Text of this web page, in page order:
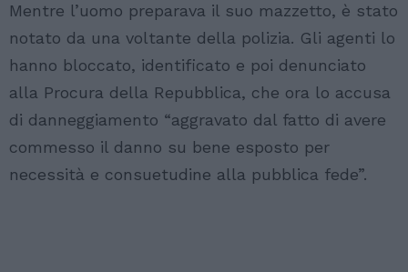
Mentre l’uomo preparava il suo mazzetto, è stato
notato da una voltante della polizia. Gli agenti lo
hanno bloccato, identificato e poi denunciato
alla Procura della Repubblica, che ora lo accusa
di danneggiamento “aggravato dal fatto di avere
commesso il danno su bene esposto per
necessità e consuetudine alla pubblica fede”.